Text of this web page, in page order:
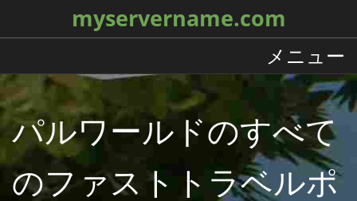
myservername.com
メニュー
パルワールドのすべて
のファストトラベルポ